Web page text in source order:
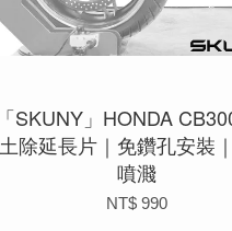
「SKUNY」HONDA
土除延長片｜免鑽孔安裝
噴濺
NT$ 990